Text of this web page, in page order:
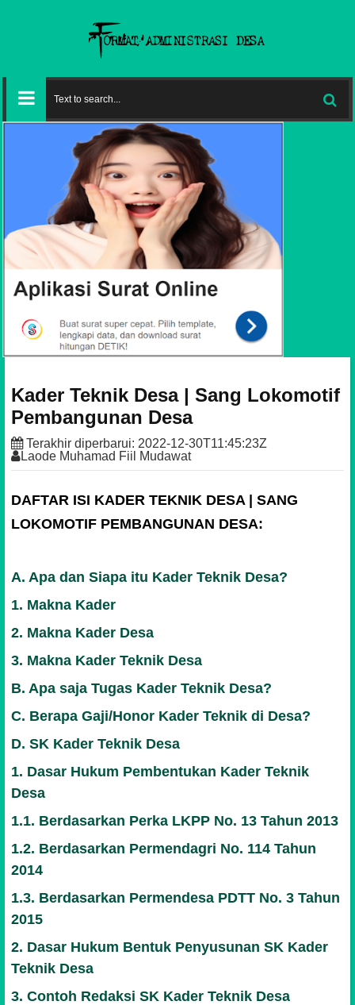
Kader Teknik Desa | Sang Lokomotif
Pembangunan Desa
Terakhir diperbarui: 2022-12-30T11:45:23Z
Laode Muhamad Fiil Mudawat
DAFTAR ISI KADER TEKNIK DESA | SANG
LOKOMOTIF PEMBANGUNAN DESA:
A. Apa dan Siapa itu Kader Teknik Desa?
1. Makna Kader
2. Makna Kader Desa
3. Makna Kader Teknik Desa
B. Apa saja Tugas Kader Teknik Desa?
C. Berapa Gaji/Honor Kader Teknik di Desa?
D. SK Kader Teknik Desa
1. Dasar Hukum Pembentukan Kader Teknik
Desa
1.1. Berdasarkan Perka LKPP No. 13 Tahun 2013
1.2. Berdasarkan Permendagri No. 114 Tahun
2014
1.3. Berdasarkan Permendesa PDTT No. 3 Tahun
2015
2. Dasar Hukum Bentuk Penyusunan SK Kader
Teknik Desa
3. Contoh Redaksi SK Kader Teknik Desa